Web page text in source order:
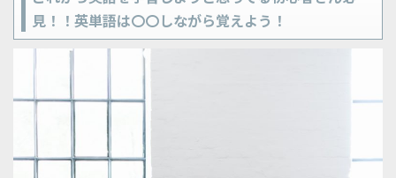
見！！英単語は〇〇しながら覚えよう！